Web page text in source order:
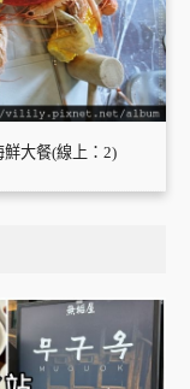
大餐(線上：2)